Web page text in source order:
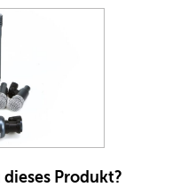
Produkt?